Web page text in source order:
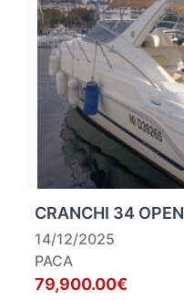
CRANCHI 34 OPEN
14/12/2025
PACA
79,900.00€